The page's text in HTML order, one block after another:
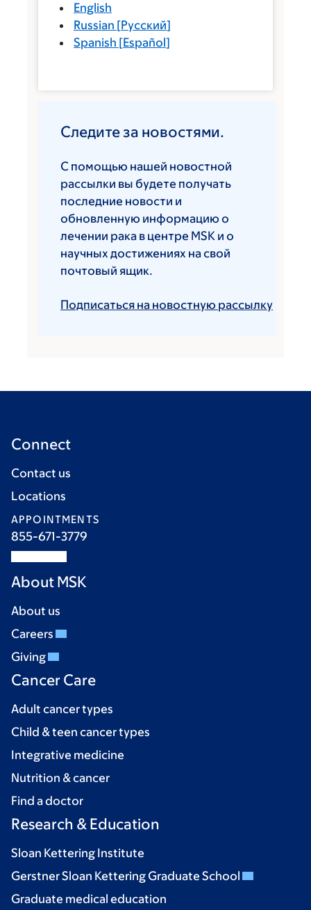
English
Russian [Русский]
Spanish [Español]
Следите за новостями.
С помощью нашей новостной
рассылки вы будете получать
последние новости и
обновленную информацию о
лечении рака в центре MSK и о
научных достижениях на свой
почтовый ящик.
Подписаться на новостную рассылку
Connect
Contact us
Locations
APPOINTMENTS
855-671-3779
About MSK
About us
Careers
Giving
Cancer Care
Adult cancer types
Child & teen cancer types
Integrative medicine
Nutrition & cancer
Find a doctor
Research & Education
Sloan Kettering Institute
Gerstner Sloan Kettering Graduate School
Graduate medical education